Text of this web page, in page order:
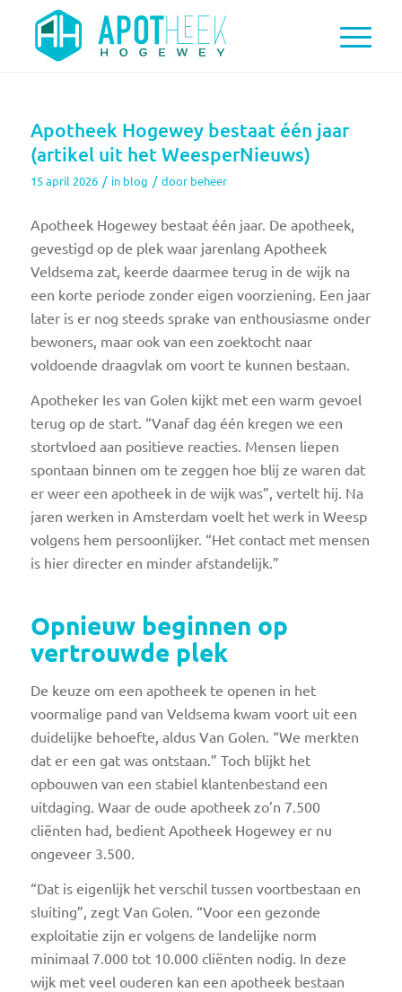
Apotheek Hogewey bestaat één jaar
(artikel uit het WeesperNieuws)
15 april 2026 / in blog / door beheer
Apotheek Hogewey bestaat één jaar. De apotheek,
gevestigd op de plek waar jarenlang Apotheek
Veldsema zat, keerde daarmee terug in de wijk na
een korte periode zonder eigen voorziening. Een jaar
later is er nog steeds sprake van enthousiasme onder
bewoners, maar ook van een zoektocht naar
voldoende draagvlak om voort te kunnen bestaan.
Apotheker Ies van Golen kijkt met een warm gevoel
terug op de start. “Vanaf dag één kregen we een
stortvloed aan positieve reacties. Mensen liepen
spontaan binnen om te zeggen hoe blij ze waren dat
er weer een apotheek in de wijk was”, vertelt hij. Na
jaren werken in Amsterdam voelt het werk in Weesp
volgens hem persoonlijker. “Het contact met mensen
is hier directer en minder afstandelijk.”
Opnieuw beginnen op
vertrouwde plek
De keuze om een apotheek te openen in het
voormalige pand van Veldsema kwam voort uit een
duidelijke behoefte, aldus Van Golen. “We merkten
dat er een gat was ontstaan.” Toch blijkt het
opbouwen van een stabiel klantenbestand een
uitdaging. Waar de oude apotheek zo’n 7.500
cliënten had, bedient Apotheek Hogewey er nu
ongeveer 3.500.
“Dat is eigenlijk het verschil tussen voortbestaan en
sluiting”, zegt Van Golen. “Voor een gezonde
exploitatie zijn er volgens de landelijke norm
minimaal 7.000 tot 10.000 cliënten nodig. In deze
wijk met veel ouderen kan een apotheek bestaan